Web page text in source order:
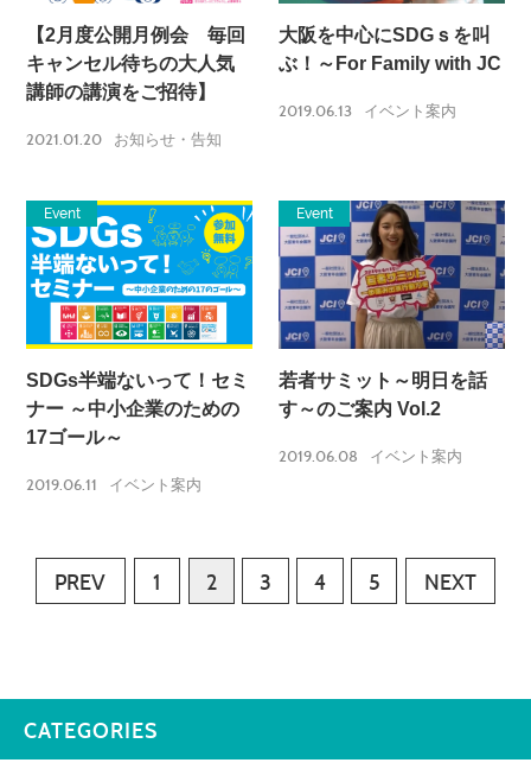
【2月度公開月例会 毎回
キャンセル待ちの大人気
講師の講演をご招待】
2021.01.20 お知らせ・告知
大阪を中心にSDGｓを叫
ぶ！～For Family with JC
2019.06.13 イベント案内
Event
SDGs半端ないって！セミ
ナー ～中小企業のための
17ゴール～
2019.06.11 イベント案内
Event
若者サミット～明日を話
す～のご案内 Vol.2
2019.06.08 イベント案内
PREV 1 2 3 4 5 NEXT
CATEGORIES